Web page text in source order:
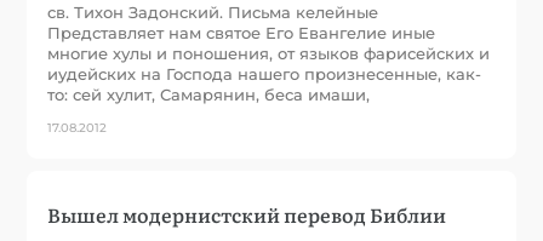
св. Тихон Задонский. Письма келейные
Представляет нам святое Его Евангелие иные
многие хулы и поношения, от языков фарисейских и
иудейских на Господа нашего произнесенные, как-
то: сей хулит, Самарянин, беса имаши,
17.08.2012
Вышел модернистский перевод Библии